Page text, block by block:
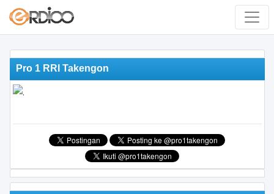
Pro 1 RRI Takengon